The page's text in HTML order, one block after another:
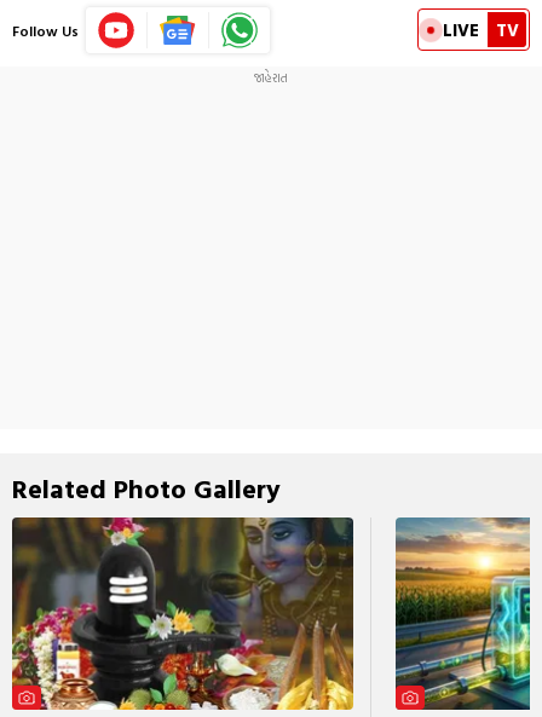
Follow Us LIVE TV
Related Photo Gallery